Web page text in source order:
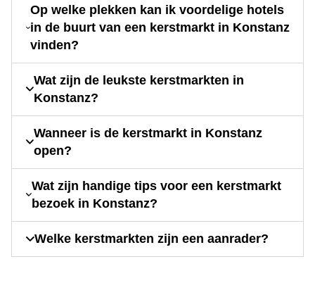
Op welke plekken kan ik voordelige hotels
in de buurt van een kerstmarkt in Konstanz
vinden?
Wat zijn de leukste kerstmarkten in
Konstanz?
Wanneer is de kerstmarkt in Konstanz
open?
Wat zijn handige tips voor een kerstmarkt
bezoek in Konstanz?
Welke kerstmarkten zijn een aanrader?